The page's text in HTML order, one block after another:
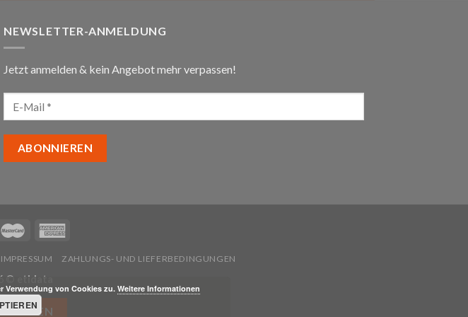
NEWSLETTER-ANMELDUNG
Jetzt anmelden & kein Angebot mehr verpassen!
IMPRESSUM ZAHLUNGS- UND LIEFERBEDINGUNGEN
© etidata
Verwendung von Cookies zu. Weitere Informationen